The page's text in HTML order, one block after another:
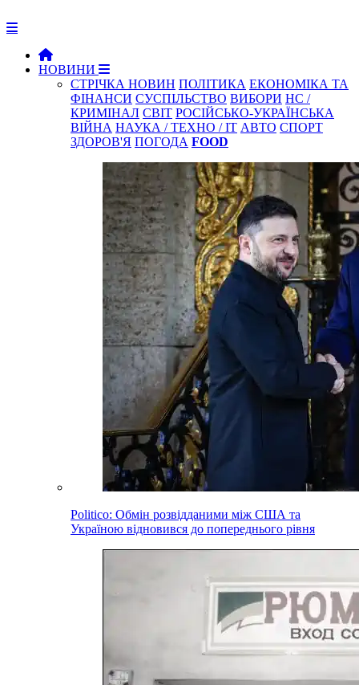
НОВИНИ
СТРІЧКА НОВИН ПОЛІТИКА ЕКОНОМІКА ТА
ФІНАНСИ СУСПІЛЬСТВО ВИБОРИ НС /
КРИМІНАЛ СВІТ РОСІЙСЬКО-УКРАЇНСЬКА
ВІЙНА НАУКА / ТЕХНО / IT АВТО СПОРТ
ЗДОРОВ'Я ПОГОДА FOOD
Politico: Обмін розвідданими між США та
Україною відновився до попереднього рівня